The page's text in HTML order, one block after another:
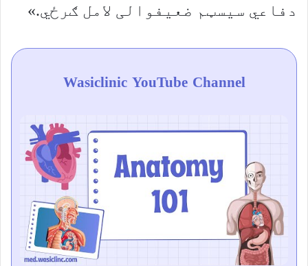
دفاعي سیسټم ضعیفوالی لامل ګرځي.»
Wasiclinic YouTube Channel